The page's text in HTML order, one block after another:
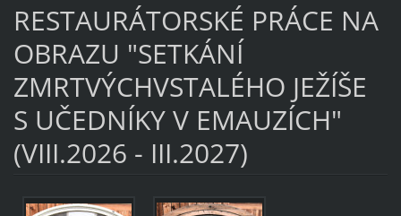
RESTAURÁTORSKÉ PRÁCE NA
OBRAZU "SETKÁNÍ
ZMRTVÝCHVSTALÉHO JEŽÍŠE
S UČEDNÍKY V EMAUZÍCH"
(VIII.2026 - III.2027)